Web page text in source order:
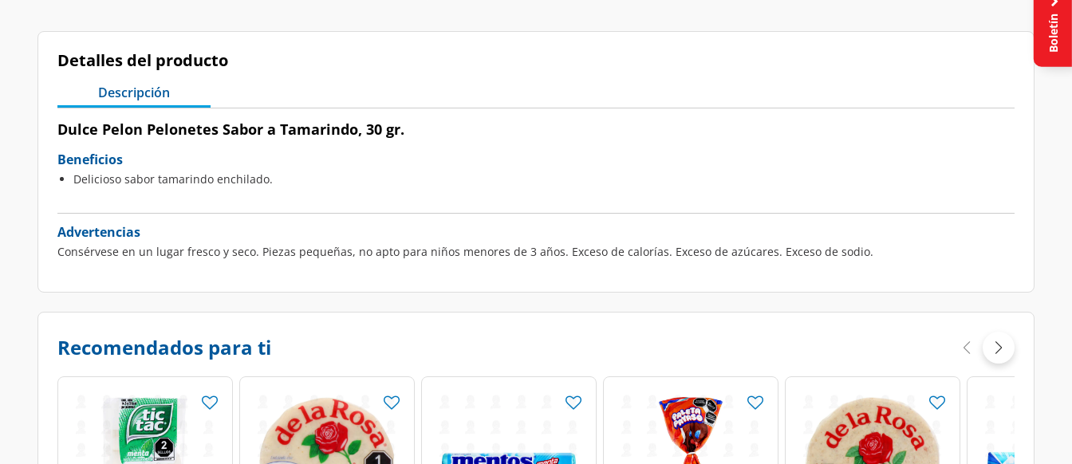
Detalles del producto
Descripción
Dulce Pelon Pelonetes Sabor a Tamarindo, 30 gr.
Beneficios
Delicioso sabor tamarindo enchilado.
Advertencias
Consérvese en un lugar fresco y seco. Piezas pequeñas, no apto para niños menores de 3 años. Exceso de calorías. Exceso de azúcares. Exceso de sodio.
Recomendados para ti
Boletín